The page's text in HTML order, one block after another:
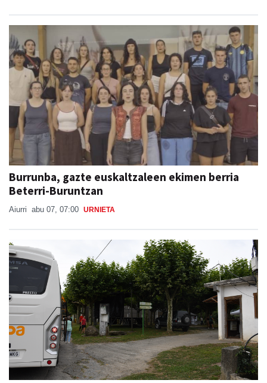
Burrunba, gazte euskaltzaleen ekimen berria
Beterri-Buruntzan
Aiurri abu 07, 07:00 URNIETA